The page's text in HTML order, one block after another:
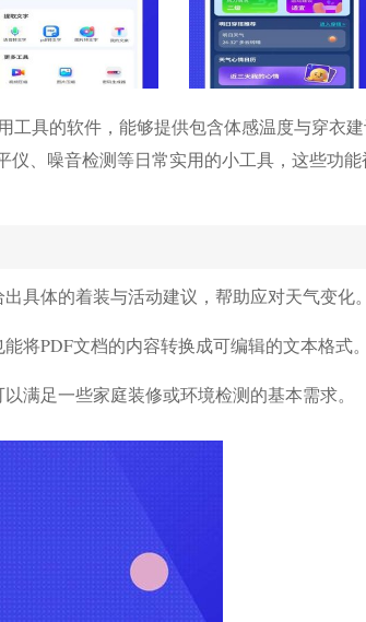
具的软件，能够提供包含体感温度与穿衣
、噪音检测等日常实用的小工具，这些功能
具体的着装与活动建议，帮助应对天气变化。
将PDF文档的内容转换成可编辑的文本格式。
满足一些家庭装修或环境检测的基本需求。